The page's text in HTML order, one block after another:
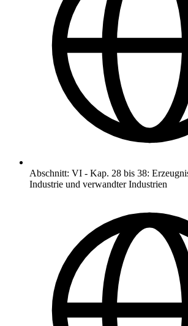
Abschnitt: VI - Kap. 28 bis 38:
Industrie und verwandter Industrien